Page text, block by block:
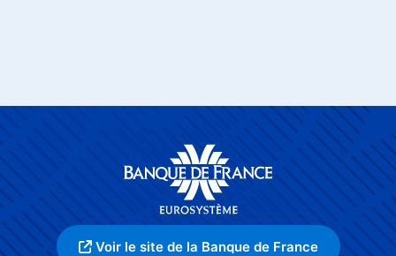
Voir le site de la Banque de France